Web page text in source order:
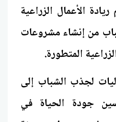
الأعمال الزراعية
من إنشاء مشروعات
المتطورة.
لجذب الشباب إلى
جودة الحياة في